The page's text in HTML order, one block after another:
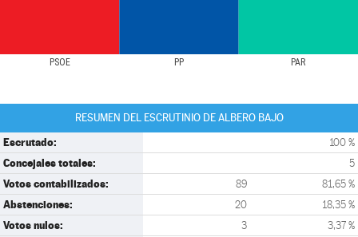
PSOE PP PAR
RESUMEN DEL ESCRUTINIO DE ALBERO BAJO
Escrutado: 100 %
Concejales totales: 5
Votos contabilizados: 89 81,65 %
Abstenciones: 20 18,35 %
Votos nulos: 3 3,37 %